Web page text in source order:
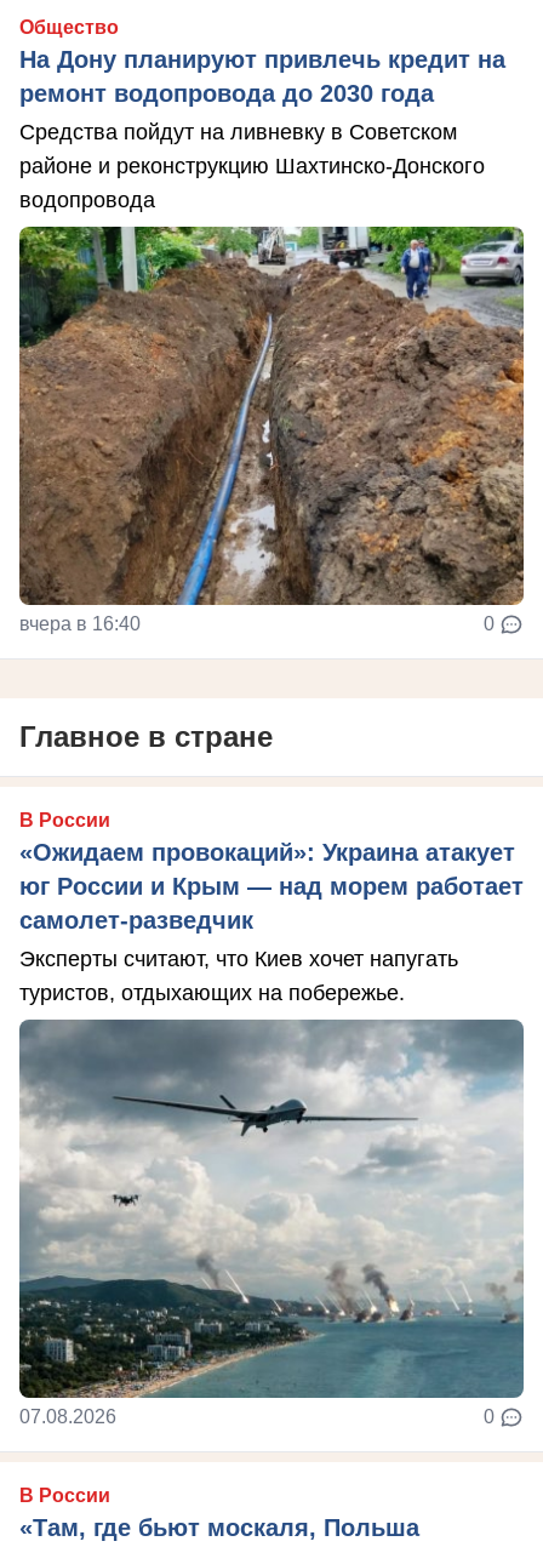
Общество
На Дону планируют привлечь кредит на
ремонт водопровода до 2030 года
Средства пойдут на ливневку в Советском
районе и реконструкцию Шахтинско-Донского
водопровода
вчера в 16:40 0
Главное в стране
В России
«Ожидаем провокаций»: Украина атакует
юг России и Крым — над морем работает
самолет-разведчик
Эксперты считают, что Киев хочет напугать
туристов, отдыхающих на побережье.
07.08.2026 0
В России
«Там, где бьют москаля, Польша